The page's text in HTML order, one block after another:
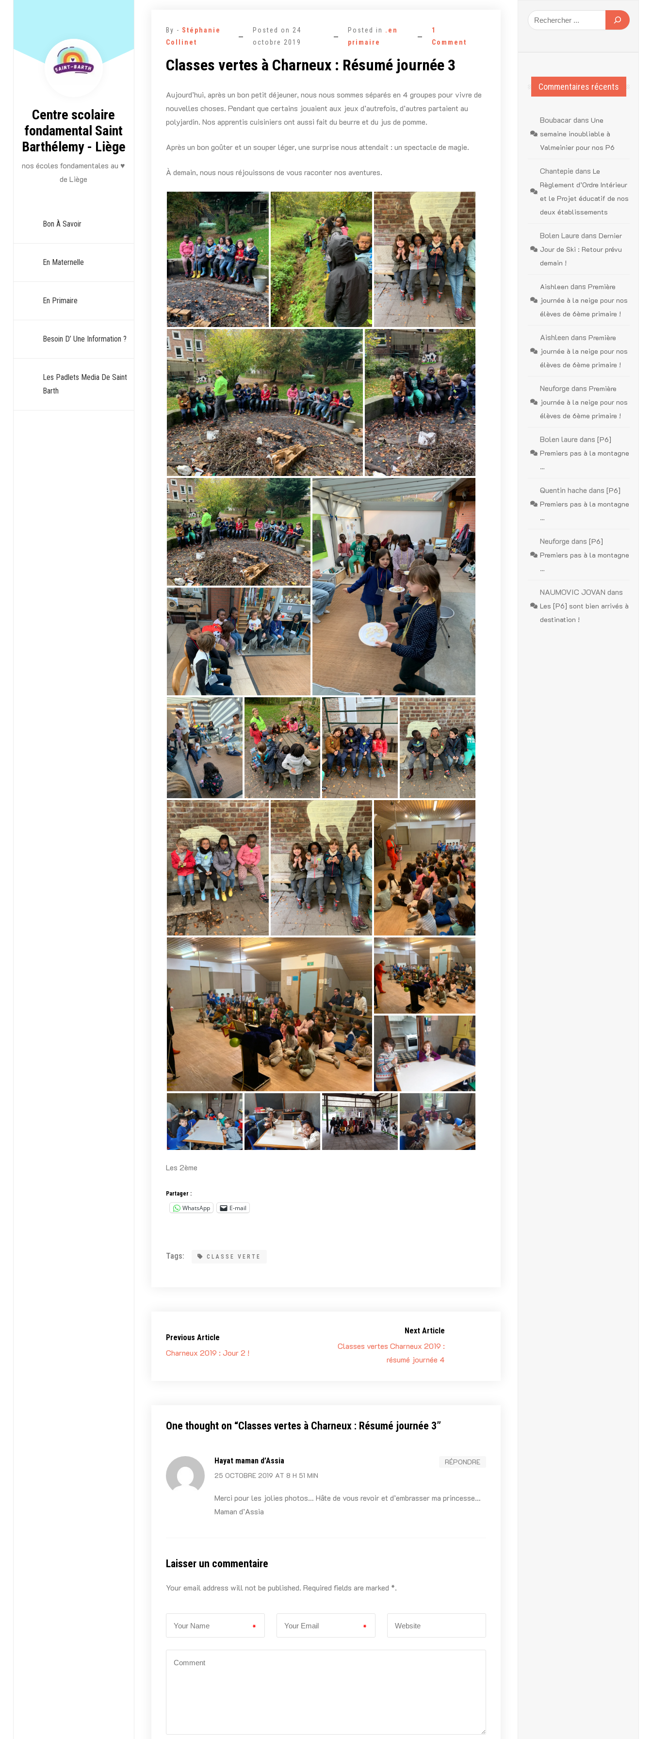
Centre scolaire
fondamental Saint
Barthélemy - Liège
nos écoles fondamentales au ♥
de Liège
Bon À Savoir
En Maternelle
En Primaire
Besoin D’ Une Information ?
Les Padlets Media De Saint
Barth
By - Stéphanie
Collinet
Posted on 24
octobre 2019
Posted in .en
primaire
1
Comment
Classes vertes à Charneux : Résumé journée 3
Aujourd’hui, après un bon petit déjeuner, nous nous sommes séparés en 4 groupes pour vivre de
nouvelles choses. Pendant que certains jouaient aux jeux d’autrefois, d’autres partaient au
polyjardin. Nos apprentis cuisiniers ont aussi fait du beurre et du jus de pomme.
Après un bon goûter et un souper léger, une surprise nous attendait : un spectacle de magie.
À demain, nous nous réjouissons de vous raconter nos aventures.
Les 2ème
Partager :
WhatsApp E-mail
Tags: CLASSE VERTE
Previous Article
Charneux 2019 : Jour 2 !
Next Article
Classes vertes Charneux 2019 :
résumé journée 4
One thought on “Classes vertes à Charneux : Résumé journée 3”
Hayat maman d’Assia
25 OCTOBRE 2019 AT 8 H 51 MIN
RÉPONDRE
Merci pour les jolies photos… Hâte de vous revoir et d’embrasser ma princesse…
Maman d’Assia
Laisser un commentaire
Your email address will not be published. Required fields are marked *.
* *
Commentaires récents
BoubacardansUne
semaine inoubliable à
Valmeinier pour nos P6
Chantepie dansLe
Règlement d’Ordre Intérieur
et le Projet éducatif de nos
deux établissements
Bolen Laure dansDernier
Jour de Ski : Retour prévu
demain !
Aishleen dansPremière
journée à la neige pour nos
élèves de 6ème primaire !
Aishleen dansPremière
journée à la neige pour nos
élèves de 6ème primaire !
Neuforge dansPremière
journée à la neige pour nos
élèves de 6ème primaire !
Bolen laure dans[P6]
Premiers pas à la montagne
…
Quentin hache dans[P6]
Premiers pas à la montagne
…
Neuforge dans[P6]
Premiers pas à la montagne
…
NAUMOVIC JOVAN dans
Les [P6] sont bien arrivés à
destination !